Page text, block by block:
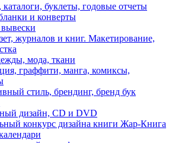
буклеты, годовые отчеты
и конверты
журналов и книг. Макетирование,
мода, ткани
граффити, манга, комиксы,
стиль, брендинг, бренд бук
дизайн, СD и DVD
конкурс дизайна книги Жар-Книга